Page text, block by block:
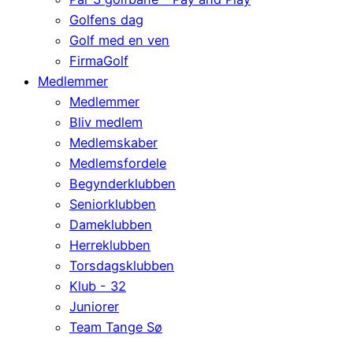
Golfens dag
Golf med en ven
FirmaGolf
Medlemmer
Medlemmer
Bliv medlem
Medlemskaber
Medlemsfordele
Begynderklubben
Seniorklubben
Dameklubben
Herreklubben
Torsdagsklubben
Klub - 32
Juniorer
Team Tange Sø